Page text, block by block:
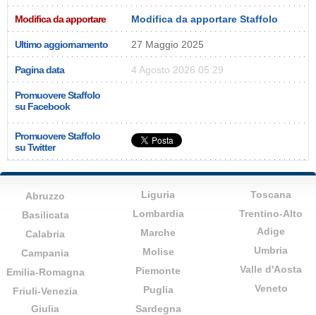
Modifica da apportare Modifica da apportare Staffolo
Ultimo aggiornamento 27 Maggio 2025
Pagina data 4 Agosto 2026 05:29
Promuovere Staffolo
su Facebook
Promuovere Staffolo
su Twitter
Abruzzo
Basilicata
Calabria
Campania
Emilia-Romagna
Friuli-Venezia
Giulia
Liguria
Lombardia
Marche
Molise
Piemonte
Puglia
Sardegna
Toscana
Trentino-Alto
Adige
Umbria
Valle d'Aosta
Veneto